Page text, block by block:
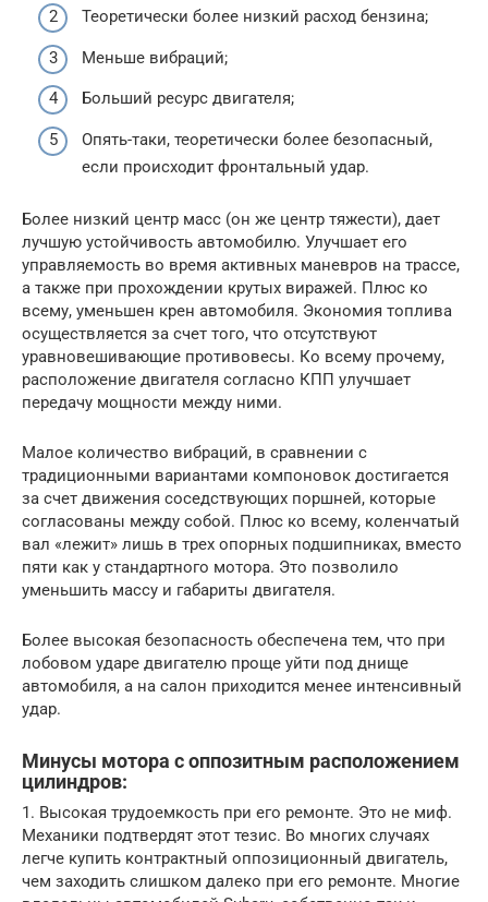
Теоретически более низкий расход бензина;
Меньше вибраций;
Больший ресурс двигателя;
Опять-таки, теоретически более безопасный,
если происходит фронтальный удар.
Более низкий центр масс (он же центр тяжести), дает
лучшую устойчивость автомобилю. Улучшает его
управляемость во время активных маневров на трассе,
а также при прохождении крутых виражей. Плюс ко
всему, уменьшен крен автомобиля. Экономия топлива
осуществляется за счет того, что отсутствуют
уравновешивающие противовесы. Ко всему прочему,
расположение двигателя согласно КПП улучшает
передачу мощности между ними.
Малое количество вибраций, в сравнении с
традиционными вариантами компоновок достигается
за счет движения соседствующих поршней, которые
согласованы между собой. Плюс ко всему, коленчатый
вал «лежит» лишь в трех опорных подшипниках, вместо
пяти как у стандартного мотора. Это позволило
уменьшить массу и габариты двигателя.
Более высокая безопасность обеспечена тем, что при
лобовом ударе двигателю проще уйти под днище
автомобиля, а на салон приходится менее интенсивный
удар.
Минусы мотора с оппозитным расположением
цилиндров:
1. Высокая трудоемкость при его ремонте. Это не миф.
Механики подтвердят этот тезис. Во многих случаях
легче купить контрактный оппозиционный двигатель,
чем заходить слишком далеко при его ремонте. Многие